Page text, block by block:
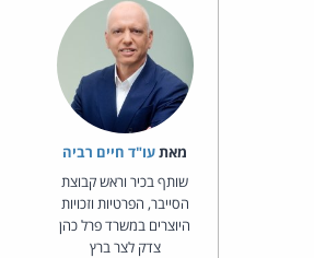
מאת‏עו"ד חיים רביה
שותף בכיר וראש קבוצת
הסייבר, הפרטיות וזכויות
היוצרים במשרד פרל כהן
צדק לצר ברץ